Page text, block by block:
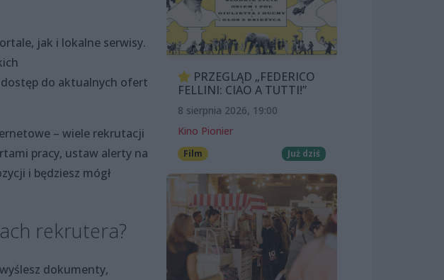
jak i lokalne serwisy.
do aktualnych ofert
– wiele rekrutacji
pracy, ustaw alerty na
i będziesz mógł
rekrutera?
dokumenty,
PRZEGLĄD „FEDERICO
FELLINI: CIAO A TUTTI!”
8 sierpnia 2026, 19:00
Kino Pionier
Film Już dziś